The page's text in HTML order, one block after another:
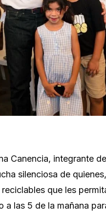
Canencia, integrante
silenciosa de
que les
las 5 de la mañana